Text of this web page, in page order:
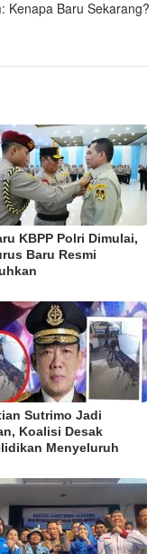
Kenapa Baru Sekarang?
KBPP Polri Dimulai,
Baru Resmi
Sutrimo Jadi
Koalisi Desak
Menyeluruh